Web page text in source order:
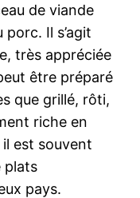
de viande
Il s’agit
très appréciée
être préparé
que grillé, rôti,
riche en
est souvent
plats
pays.